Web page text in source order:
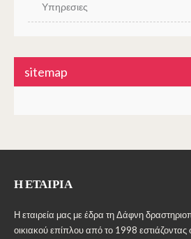
Υπηρεσιες
sitemap
Η ΕΤΑΙΡΊΑ
Η εταιρεία μας με έδρα τη Δάφνη
οικιακού επίπλου από το 1998